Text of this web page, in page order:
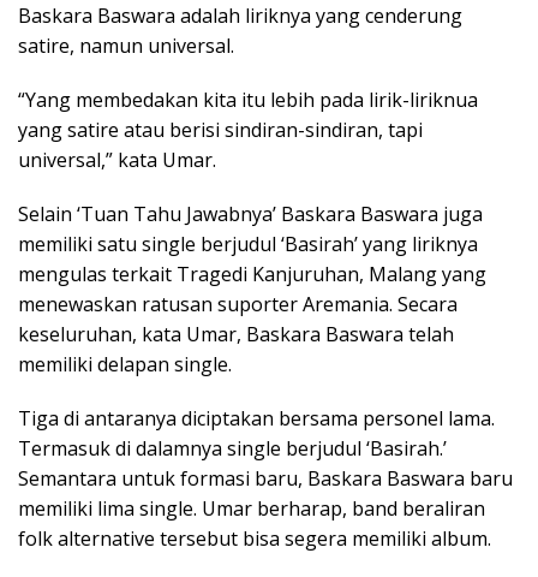
Baskara Baswara adalah liriknya yang cenderung
satire, namun universal.
“Yang membedakan kita itu lebih pada lirik-liriknua
yang satire atau berisi sindiran-sindiran, tapi
universal,” kata Umar.
Selain ‘Tuan Tahu Jawabnya’ Baskara Baswara juga
memiliki satu single berjudul ‘Basirah’ yang liriknya
mengulas terkait Tragedi Kanjuruhan, Malang yang
menewaskan ratusan suporter Aremania. Secara
keseluruhan, kata Umar, Baskara Baswara telah
memiliki delapan single.
Tiga di antaranya diciptakan bersama personel lama.
Termasuk di dalamnya single berjudul ‘Basirah.’
Semantara untuk formasi baru, Baskara Baswara baru
memiliki lima single. Umar berharap, band beraliran
folk alternative tersebut bisa segera memiliki album.